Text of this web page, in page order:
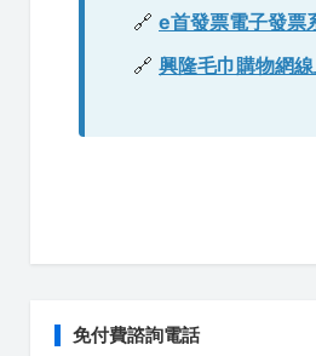
🔗 e首發票電子發票
🔗 興隆毛巾購物網
免付費諮詢電話